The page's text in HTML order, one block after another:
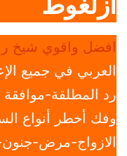
افضل واقوي شيخ
العربي في جميع
رد المطلقة-
وفك أخطر أنواع
الازواج-مرض-